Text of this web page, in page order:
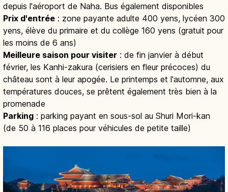
depuis l'aéroport de Naha. Bus également disponibles
Prix d'entrée : zone payante adulte 400 yens, lycéen 300
yens, élève du primaire et du collège 160 yens (gratuit pour
les moins de 6 ans)
Meilleure saison pour visiter : de fin janvier à début
février, les Kanhi-zakura (cerisiers en fleur précoces) du
château sont à leur apogée. Le printemps et l'automne, aux
températures douces, se prêtent également très bien à la
promenade
Parking : parking payant en sous-sol au Shuri Mori-kan
(de 50 à 116 places pour véhicules de petite taille)